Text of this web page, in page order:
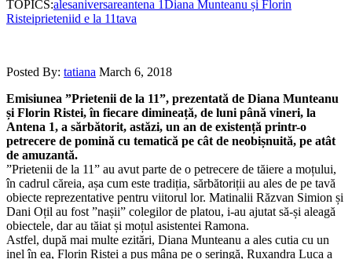
TOPICS:alesaniversareantena 1Diana Munteanu și Florin
Risteiprieteniid e la 11tava
Posted By: tatiana March 6, 2018
Emisiunea ”Prietenii de la 11”, prezentată de Diana Munteanu
și Florin Ristei, în fiecare dimineață, de luni până vineri, la
Antena 1, a sărbătorit, astăzi, un an de existență printr-o
petrecere de pomină cu tematică pe cât de neobișnuită, pe atât
de amuzantă.
”Prietenii de la 11” au avut parte de o petrecere de tăiere a moțului,
în cadrul căreia, așa cum este tradiția, sărbătoriții au ales de pe tavă
obiecte reprezentative pentru viitorul lor. Matinalii Răzvan Simion și
Dani Oțil au fost ”nașii” colegilor de platou, i-au ajutat să-și aleagă
obiectele, dar au tăiat și moțul asistentei Ramona.
Astfel, după mai multe ezitări, Diana Munteanu a ales cutia cu un
inel în ea, Florin Ristei a pus mâna pe o seringă, Ruxandra Luca a